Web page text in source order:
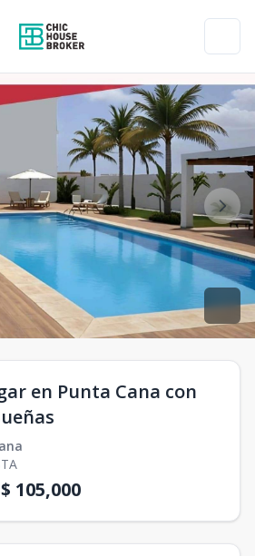
en Punta Cana con
105,000